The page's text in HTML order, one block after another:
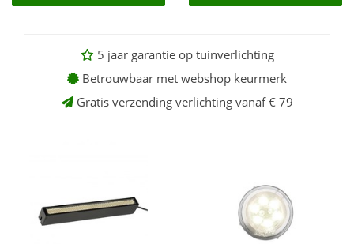
5 jaar garantie op tuinverlichting
Betrouwbaar met webshop keurmerk
Gratis verzending verlichting vanaf € 79